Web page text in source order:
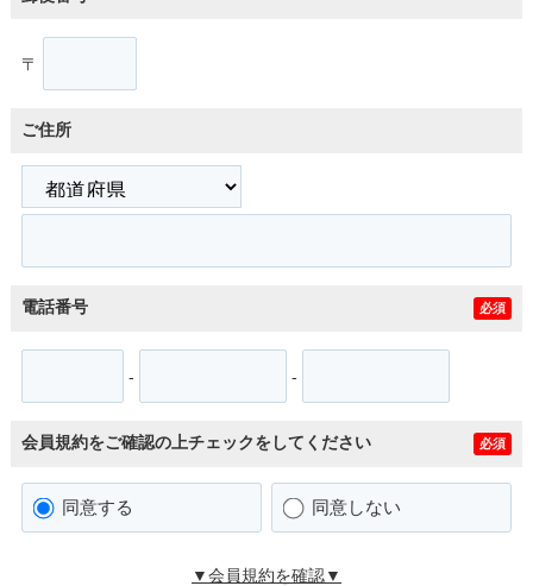
〒
ご住所
電話番号 必須
- -
会員規約をご確認の上チェックをしてください 必須
同意する 同意しない
▼会員規約を確認▼